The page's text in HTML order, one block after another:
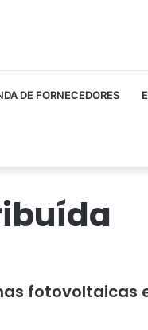
DE FORNECEDORES